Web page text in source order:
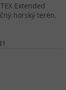
Extended
horský terén.